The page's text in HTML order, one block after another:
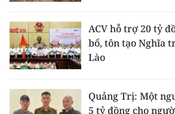
ACV hỗ trợ 20 tỷ
bổ, tôn tạo Nghĩa
Lào
Quảng Trị: Một
5 tỷ đồng cho